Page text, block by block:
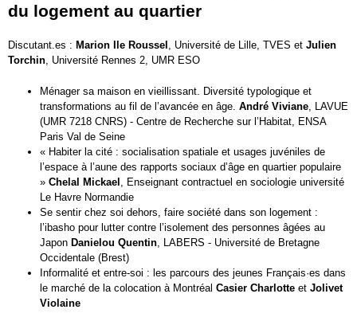
du logement au quartier
Discutant.es : Marion Ile Roussel , Université de Lille, TVES et Julien
Torchin , Université Rennes 2, UMR ESO
Ménager sa maison en vieillissant. Diversité typologique et
transformations au fil de l’avancée en âge. André Viviane , LAVUE
(UMR 7218 CNRS) - Centre de Recherche sur l’Habitat, ENSA
Paris Val de Seine
« Habiter la cité : socialisation spatiale et usages juvéniles de
l’espace à l’aune des rapports sociaux d’âge en quartier populaire
» Chelal Mickael , Enseignant contractuel en sociologie université
Le Havre Normandie
Se sentir chez soi dehors, faire société dans son logement :
l’ibasho pour lutter contre l’isolement des personnes âgées au
Japon Danielou Quentin , LABERS - Université de Bretagne
Occidentale (Brest)
Informalité et entre-soi : les parcours des jeunes Français·es dans
le marché de la colocation à Montréal Casier Charlotte et Jolivet
Violaine